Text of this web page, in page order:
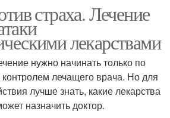
страха. Лечение
лекарствами
нужно начинать только по
лечащего врача. Но для
лучше знать, какие лекарства
назначить доктор.